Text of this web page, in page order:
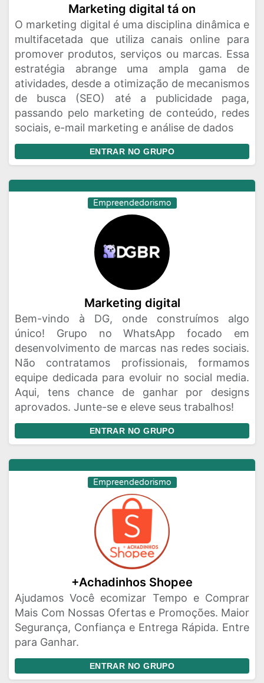
Marketing digital tá on
O marketing digital é uma disciplina dinâmica e
multifacetada que utiliza canais online para
promover produtos, serviços ou marcas. Essa
estratégia abrange uma ampla gama de
atividades, desde a otimização de mecanismos
de busca (SEO) até a publicidade paga,
passando pelo marketing de conteúdo, redes
sociais, e-mail marketing e análise de dados
ENTRAR NO GRUPO
Empreendedorismo
Marketing digital
Bem-vindo à DG, onde construímos algo
único! Grupo no WhatsApp focado em
desenvolvimento de marcas nas redes sociais.
Não contratamos profissionais, formamos
equipe dedicada para evoluir no social media.
Aqui, tens chance de ganhar por designs
aprovados. Junte-se e eleve seus trabalhos!
ENTRAR NO GRUPO
Empreendedorismo
+Achadinhos Shopee
Ajudamos Você ecomizar Tempo e Comprar
Mais Com Nossas Ofertas e Promoções. Maior
Segurança, Confiança e Entrega Rápida. Entre
para Ganhar.
ENTRAR NO GRUPO